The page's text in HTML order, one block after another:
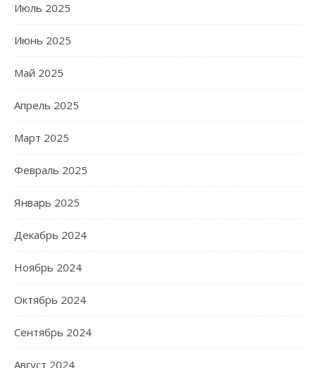
Июль 2025
Июнь 2025
Май 2025
Апрель 2025
Март 2025
Февраль 2025
Январь 2025
Декабрь 2024
Ноябрь 2024
Октябрь 2024
Сентябрь 2024
Август 2024